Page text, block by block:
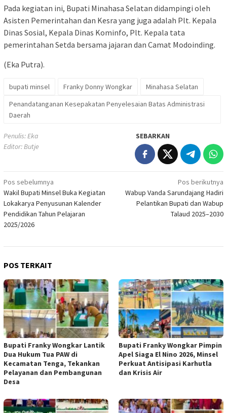
Pada kegiatan ini, Bupati Minahasa Selatan didampingi oleh
Asisten Pemerintahan dan Kesra yang juga adalah Plt. Kepala
Dinas Sosial, Kepala Dinas Kominfo, Plt. Kepala tata
pemerintahan Setda bersama jajaran dan Camat Modoinding.
(Eka Putra).
bupati minsel Franky Donny Wongkar
Minahasa Selatan
Penandatanganan Kesepakatan Penyelesaian Batas Administrasi
Daerah
Penulis: Eka
Editor: Butje
SEBARKAN
Navigasi
pos
Pos sebelumnya
Wakil Bupati Minsel Buka Kegiatan
Lokakarya Penyusunan Kalender
Pendidikan Tahun Pelajaran
2025/2026
Pos berikutnya
Wabup Vanda Sarundajang Hadiri
Pelantikan Bupati dan Wabup
Talaud 2025–2030
POS TERKAIT
Bupati Franky Wongkar Lantik
Dua Hukum Tua PAW di
Kecamatan Tenga, Tekankan
Pelayanan dan Pembangunan
Desa
Bupati Franky Wongkar Pimpin
Apel Siaga El Nino 2026, Minsel
Perkuat Antisipasi Karhutla
dan Krisis Air